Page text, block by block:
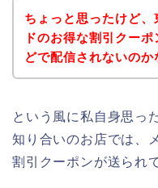
ちょっと思ったけど
ドのお得な割引クー
どで配信されないのか
という風に私自身思っ
知り合いのお店では、
割引クーポンが送られ